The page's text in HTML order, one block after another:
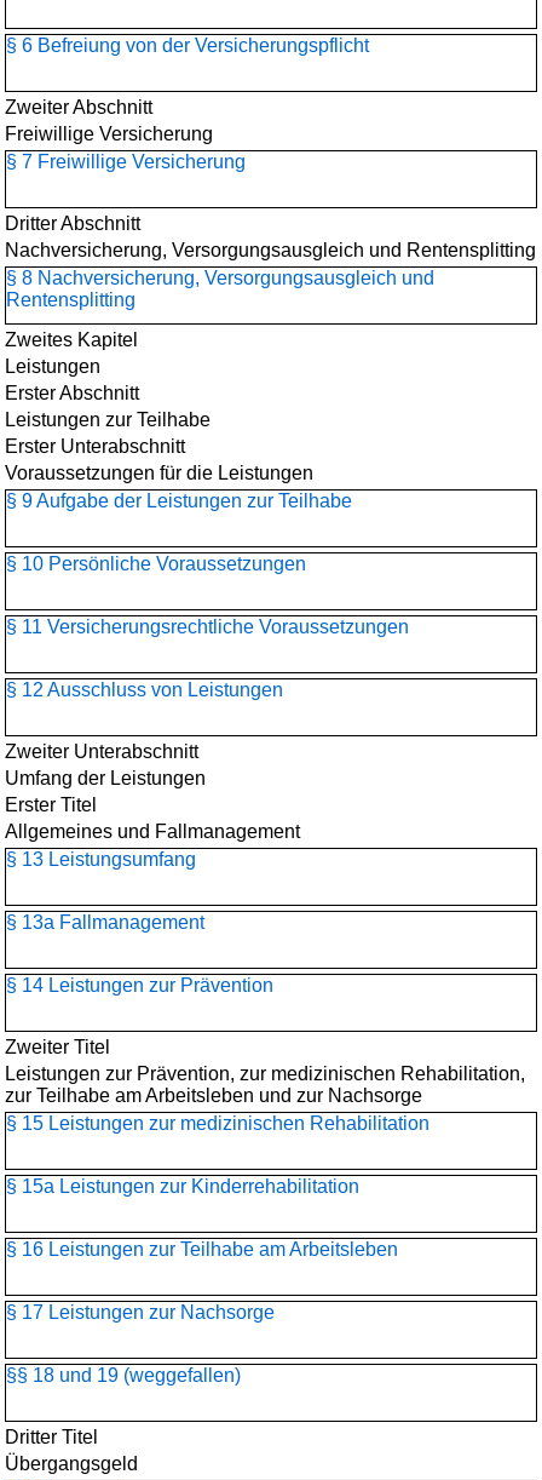
§ 6 Befreiung von der Versicherungspflicht
Zweiter Abschnitt
Freiwillige Versicherung
§ 7 Freiwillige Versicherung
Dritter Abschnitt
Nachversicherung, Versorgungsausgleich und Rentensplitting
§ 8 Nachversicherung, Versorgungsausgleich und
Rentensplitting
Zweites Kapitel
Leistungen
Erster Abschnitt
Leistungen zur Teilhabe
Erster Unterabschnitt
Voraussetzungen für die Leistungen
§ 9 Aufgabe der Leistungen zur Teilhabe
§ 10 Persönliche Voraussetzungen
§ 11 Versicherungsrechtliche Voraussetzungen
§ 12 Ausschluss von Leistungen
Zweiter Unterabschnitt
Umfang der Leistungen
Erster Titel
Allgemeines und Fallmanagement
§ 13 Leistungsumfang
§ 13a Fallmanagement
§ 14 Leistungen zur Prävention
Zweiter Titel
Leistungen zur Prävention, zur medizinischen Rehabilitation,
zur Teilhabe am Arbeitsleben und zur Nachsorge
§ 15 Leistungen zur medizinischen Rehabilitation
§ 15a Leistungen zur Kinderrehabilitation
§ 16 Leistungen zur Teilhabe am Arbeitsleben
§ 17 Leistungen zur Nachsorge
§§ 18 und 19 (weggefallen)
Dritter Titel
Übergangsgeld